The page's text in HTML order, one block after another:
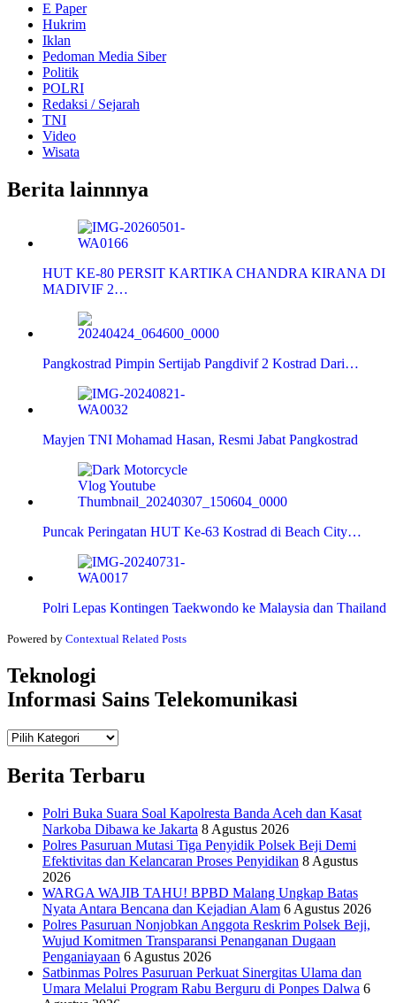
E Paper
Hukrim
Iklan
Pedoman Media Siber
Politik
POLRI
Redaksi / Sejarah
TNI
Video
Wisata
Berita lainnnya
HUT KE-80 PERSIT KARTIKA CHANDRA KIRANA DI
MADIVIF 2…
Pangkostrad Pimpin Sertijab Pangdivif 2 Kostrad Dari…
Mayjen TNI Mohamad Hasan, Resmi Jabat Pangkostrad
Puncak Peringatan HUT Ke-63 Kostrad di Beach City…
Polri Lepas Kontingen Taekwondo ke Malaysia dan Thailand
Powered by Contextual Related Posts
Teknologi
Informasi Sains Telekomunikasi
Teknologi
Berita Terbaru
Polri Buka Suara Soal Kapolresta Banda Aceh dan Kasat
Narkoba Dibawa ke Jakarta 8 Agustus 2026
Polres Pasuruan Mutasi Tiga Penyidik Polsek Beji Demi
Efektivitas dan Kelancaran Proses Penyidikan 8 Agustus
2026
WARGA WAJIB TAHU! BPBD Malang Ungkap Batas
Nyata Antara Bencana dan Kejadian Alam 6 Agustus 2026
Polres Pasuruan Nonjobkan Anggota Reskrim Polsek Beji,
Wujud Komitmen Transparansi Penanganan Dugaan
Penganiayaan 6 Agustus 2026
Satbinmas Polres Pasuruan Perkuat Sinergitas Ulama dan
Umara Melalui Program Rabu Berguru di Ponpes Dalwa 6